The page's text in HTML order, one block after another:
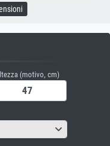
(motivo, cm)